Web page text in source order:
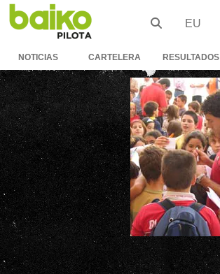
EU
NOTICIAS CARTELERA RESULTADOS